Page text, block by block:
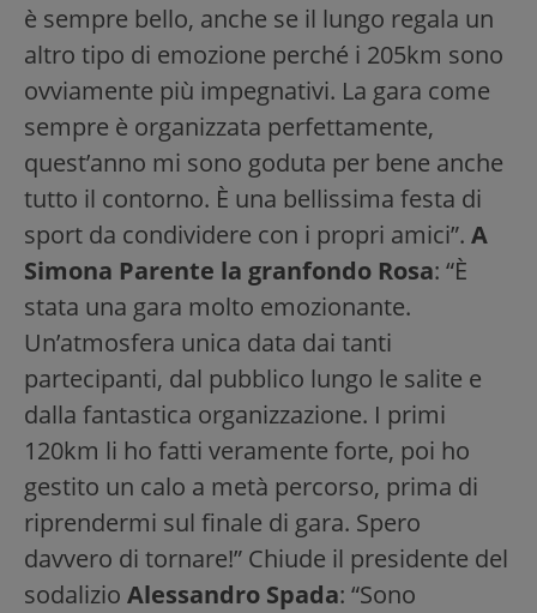
è sempre bello, anche se il lungo regala un
altro tipo di emozione perché i 205km sono
ovviamente più impegnativi. La gara come
sempre è organizzata perfettamente,
quest’anno mi sono goduta per bene anche
tutto il contorno. È una bellissima festa di
sport da condividere con i propri amici”. A
Simona Parente la granfondo Rosa: “È
stata una gara molto emozionante.
Un’atmosfera unica data dai tanti
partecipanti, dal pubblico lungo le salite e
dalla fantastica organizzazione. I primi
120km li ho fatti veramente forte, poi ho
gestito un calo a metà percorso, prima di
riprendermi sul finale di gara. Spero
davvero di tornare!” Chiude il presidente del
sodalizio Alessandro Spada: “Sono